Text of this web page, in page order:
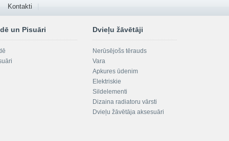
Kontakti
un Pisuāri Dvieļu žāvētāji
Nerūsējošs tērauds
Vara
Apkures ūdenim
Elektriskie
Sildelementi
Dizaina radiatoru vārsti
Dvieļu žāvētāja aksesuāri